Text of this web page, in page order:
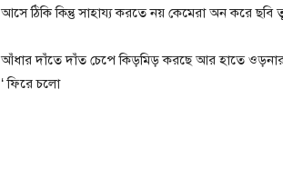
আসে ঠিকি কিন্তু সাহায্য করতে নয় কেমেরা অন করে
আঁধার দাঁতে দাঁত চেপে কিড়মিড় করছে আর হাতে
‘ ফিরে চলো